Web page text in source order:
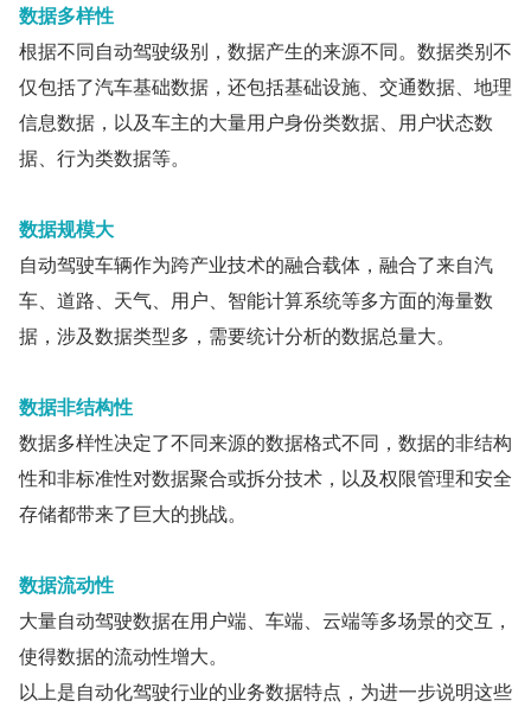
数据多样性
根据不同自动驾驶级别，数据产生的来源不同。数据类别不
仅包括了汽车基础数据，还包括基础设施、交通数据、地理
信息数据，以及车主的大量用户身份类数据、用户状态数
据、行为类数据等。
数据规模大
自动驾驶车辆作为跨产业技术的融合载体，融合了来自汽
车、道路、天气、用户、智能计算系统等多方面的海量数
据，涉及数据类型多，需要统计分析的数据总量大。
数据非结构性
数据多样性决定了不同来源的数据格式不同，数据的非结构
性和非标准性对数据聚合或拆分技术，以及权限管理和安全
存储都带来了巨大的挑战。
数据流动性
大量自动驾驶数据在用户端、车端、云端等多场景的交互，
使得数据的流动性增大。
以上是自动化驾驶行业的业务数据特点，为进一步说明这些